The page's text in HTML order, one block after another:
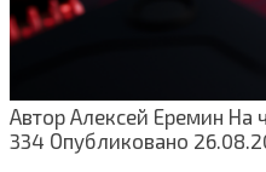
Автор Алексей Еремин На
334 Опубликовано